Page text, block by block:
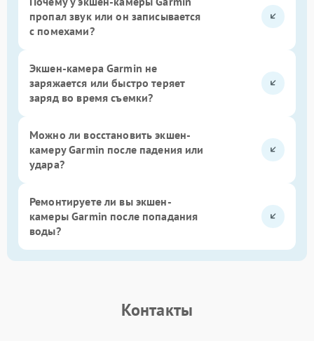
пропал звук или он записывается
с помехами?
Экшен-камера Garmin не
заряжается или быстро теряет
заряд во время съемки?
Можно ли восстановить экшен-
камеру Garmin после падения или
удара?
Ремонтируете ли вы экшен-
камеры Garmin после попадания
воды?
Контакты